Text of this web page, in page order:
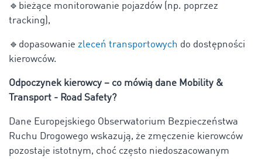
🔹bieżące monitorowanie pojazdów (np. poprzez
tracking),
🔹dopasowanie zleceń transportowych do dostępności
kierowców.
Odpoczynek kierowcy – co mówią dane Mobility &
Transport - Road Safety?
Dane Europejskiego Obserwatorium Bezpieczeństwa
Ruchu Drogowego wskazują, że zmęczenie kierowców
pozostaje istotnym, choć często niedoszacowanym